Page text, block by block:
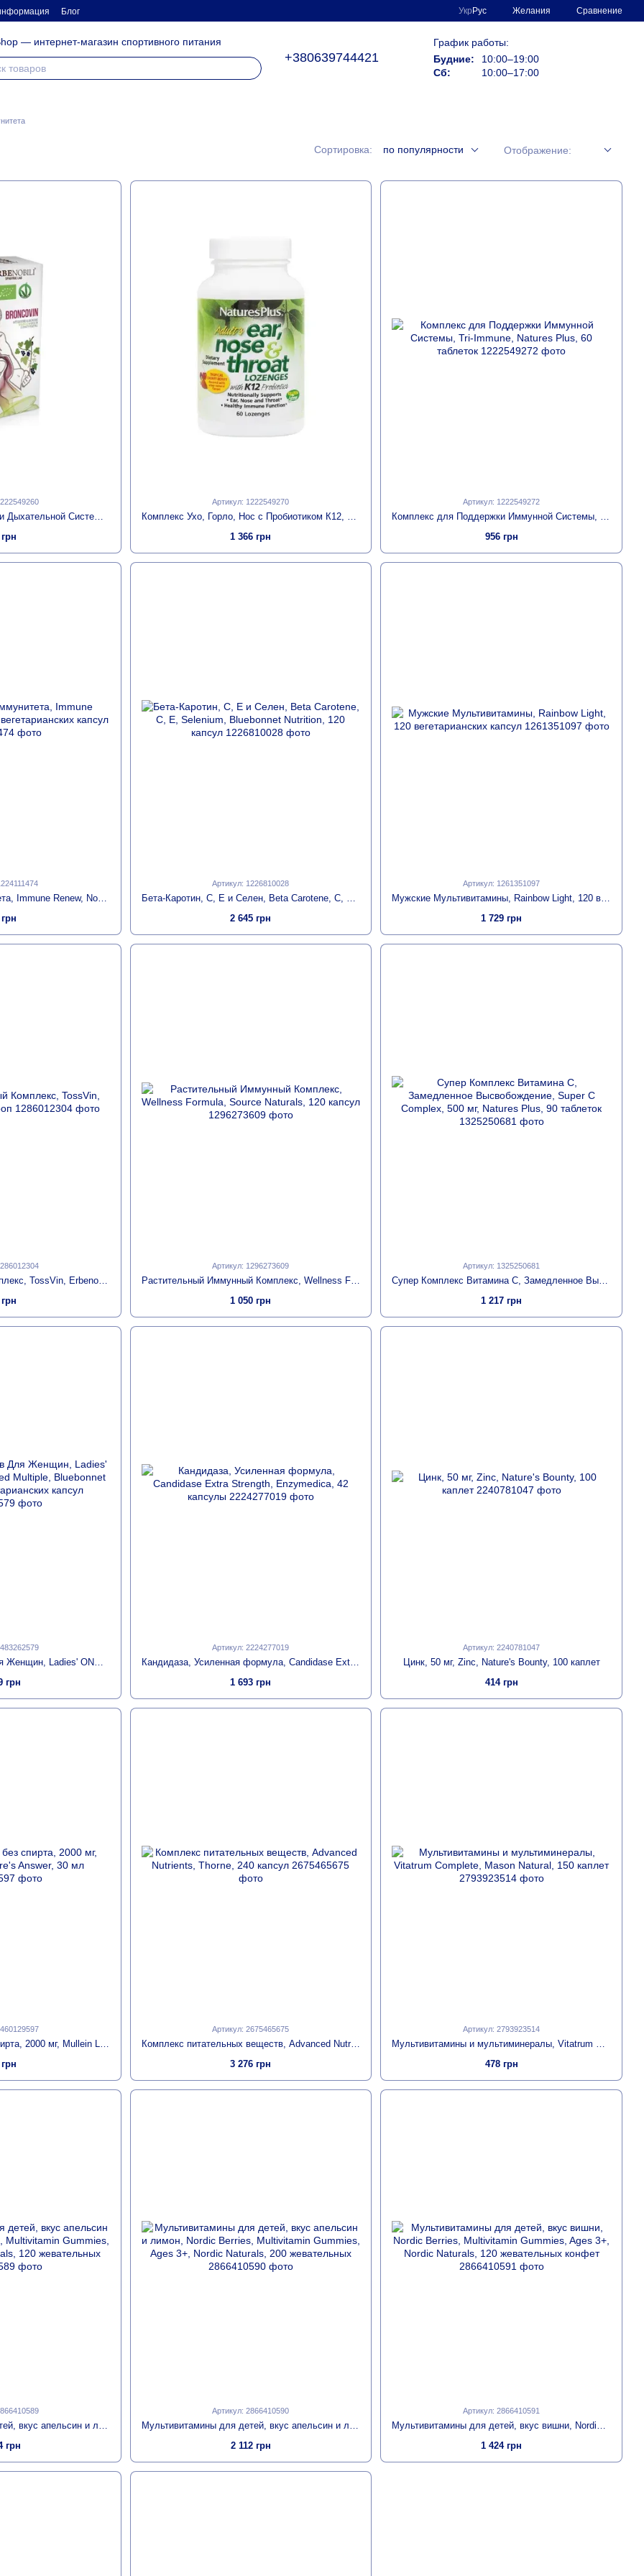
Блог Укр Рус Желания Сравнение
— интернет-магазин спортивного питания
+380639744421
График работы:
Будние:
10:00–19:00
Сб:
10:00–17:00
Сортировка: по популярности Отображение:
Комплекс для Поддержки Дыхательной Системы, BroncoVin, Erbenobili, 50мл капли
Артикул: 1222549270
Комплекс Ухо, Горло, Нос с Пробиотиком К12, Вкус Тропических Ягод и Вишни, Natures Plus, 60 таблеток для рассасывания
1 366 грн
Артикул: 1222549272
Комплекс для Поддержки Иммунной Системы, Tri-Immune, Natures Plus, 60 таблеток
956 грн
Витамины Для Иммунитета, Immune Renew, Now Foods, 90 вегетарианских капсул
Артикул: 1226810028
Бета-Каротин, C, Е и Селен, Beta Carotene, C, E, Selenium, Bluebonnet Nutrition, 120 капсул
2 645 грн
Артикул: 1261351097
Мужские Мультивитамины, Rainbow Light, 120 вегетарианских капсул
1 729 грн
Артикул: 1296273609
Растительный Иммунный Комплекс, Wellness Formula, Source Naturals, 120 капсул
1 050 грн
Артикул: 1325250681
1 217 грн
грн
Артикул: 2224277019
Кандидаза, Усиленная формула, Candidase Extra Strength, Enzymedica, 42 капсулы
1 693 грн
Артикул: 2240781047
Цинк, 50 мг, Zinc, Nature's Bounty, 100 каплет
414 грн
Коровяк в каплях, без спирта, 2000 мг, Mullein Leaf, Nature's Answer, 30 мл
Артикул: 2675465675
Комплекс питательных веществ, Advanced Nutrients, Thorne, 240 капсул
3 276 грн
Артикул: 2793923514
Мультивитамины и мультиминералы, Vitatrum Complete, Mason Natural, 150 каплет
478 грн
Мультивитамины для детей, вкус апельсин и лимон, Nordic Berries, Multivitamin Gummies, Ages 3+, Nordic Naturals, 120 жевательных
грн
Артикул: 2866410590
Мультивитамины для детей, вкус апельсин и лимон, Nordic Berries, Multivitamin Gummies, Ages 3+, Nordic Naturals, 200 жевательных
2 112 грн
Артикул: 2866410591
Мультивитамины для детей, вкус вишни, Nordic Berries, Multivitamin Gummies, Ages 3+, Nordic Naturals, 120 жевательных конфет
1 424 грн